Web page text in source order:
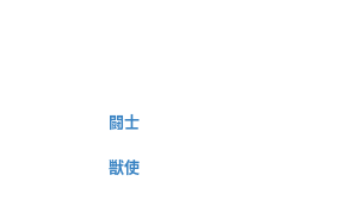
闘士
獣使